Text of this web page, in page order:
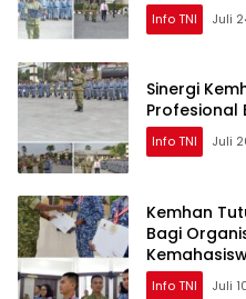
Info TNI Juli
Sinergi
Profesional
Info TNI Juli
Kemhan
Bagi
Info TNI Juli